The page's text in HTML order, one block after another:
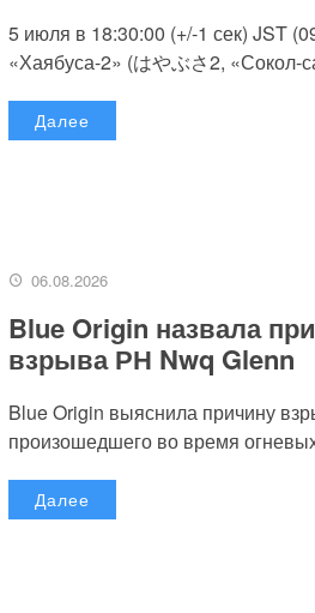
5 июля в 18:30:00 (+/-1 сек) JST
«Хаябуса-2» (はやぶさ2, «Сокол-
Далее
06.08.2026
Blue Origin назвала
взрыва РН Nwq Glenn
Blue Origin выяснила причину
произошедшего во время
Далее